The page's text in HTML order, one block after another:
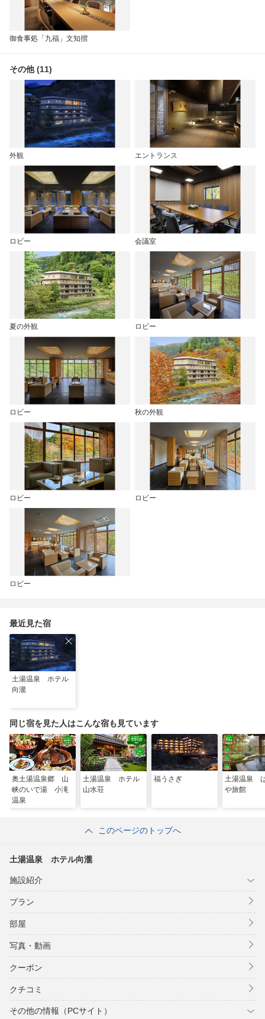
御食事処「九福」文知摺
その他 (11)
外観 エントランス
ロビー 会議室
夏の外観 ロビー
ロビー 秋の外観
ロビー ロビー
ロビー
最近見た宿
土湯温泉 ホテル
向瀧
同じ宿を見た人はこんな宿も見ています
奥土湯温泉郷 山
峡のいで湯 小滝
温泉
土湯温泉 ホテル
山水荘
福うさぎ
土湯温泉
や旅館
このページのトップへ
土湯温泉 ホテル向瀧
施設紹介
プラン
部屋
写真・動画
クーポン
クチコミ
その他の情報（PCサイト）